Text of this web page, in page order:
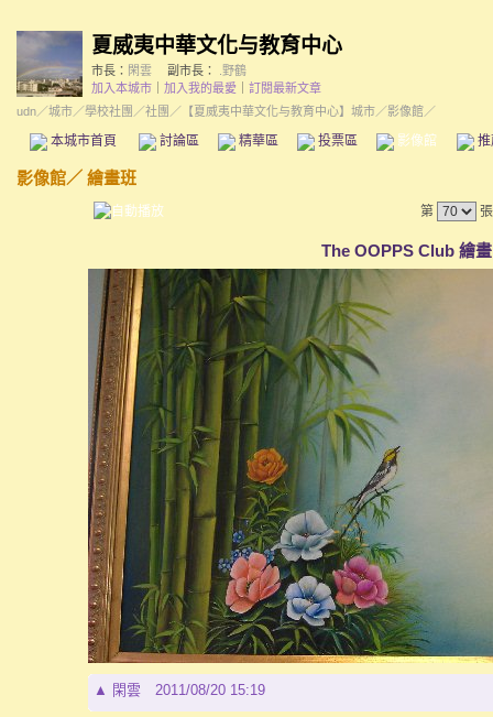
夏威夷中華文化与教育中心
市長： 閑雲 副市長：
.野鶴
加入本城市
加入我的最愛
訂閱最新文章
udn／城市／學校社團 ／社團 ／ 【夏威夷中華文化与教育中心】城市／影像館／
本城市首頁 討論區 精華區 投票區 影像館
影像館／ 繪畫班
第
The OOPPS Club 繪
▲ 閑雲 2011/08/20 15:19